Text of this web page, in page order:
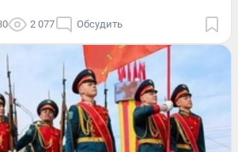
2 077 Обсудить